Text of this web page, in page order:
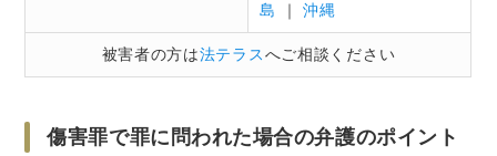
島
｜沖縄
被害者の方は法テラスへご相談ください
傷害罪で罪に問われた場合の弁護のポイント